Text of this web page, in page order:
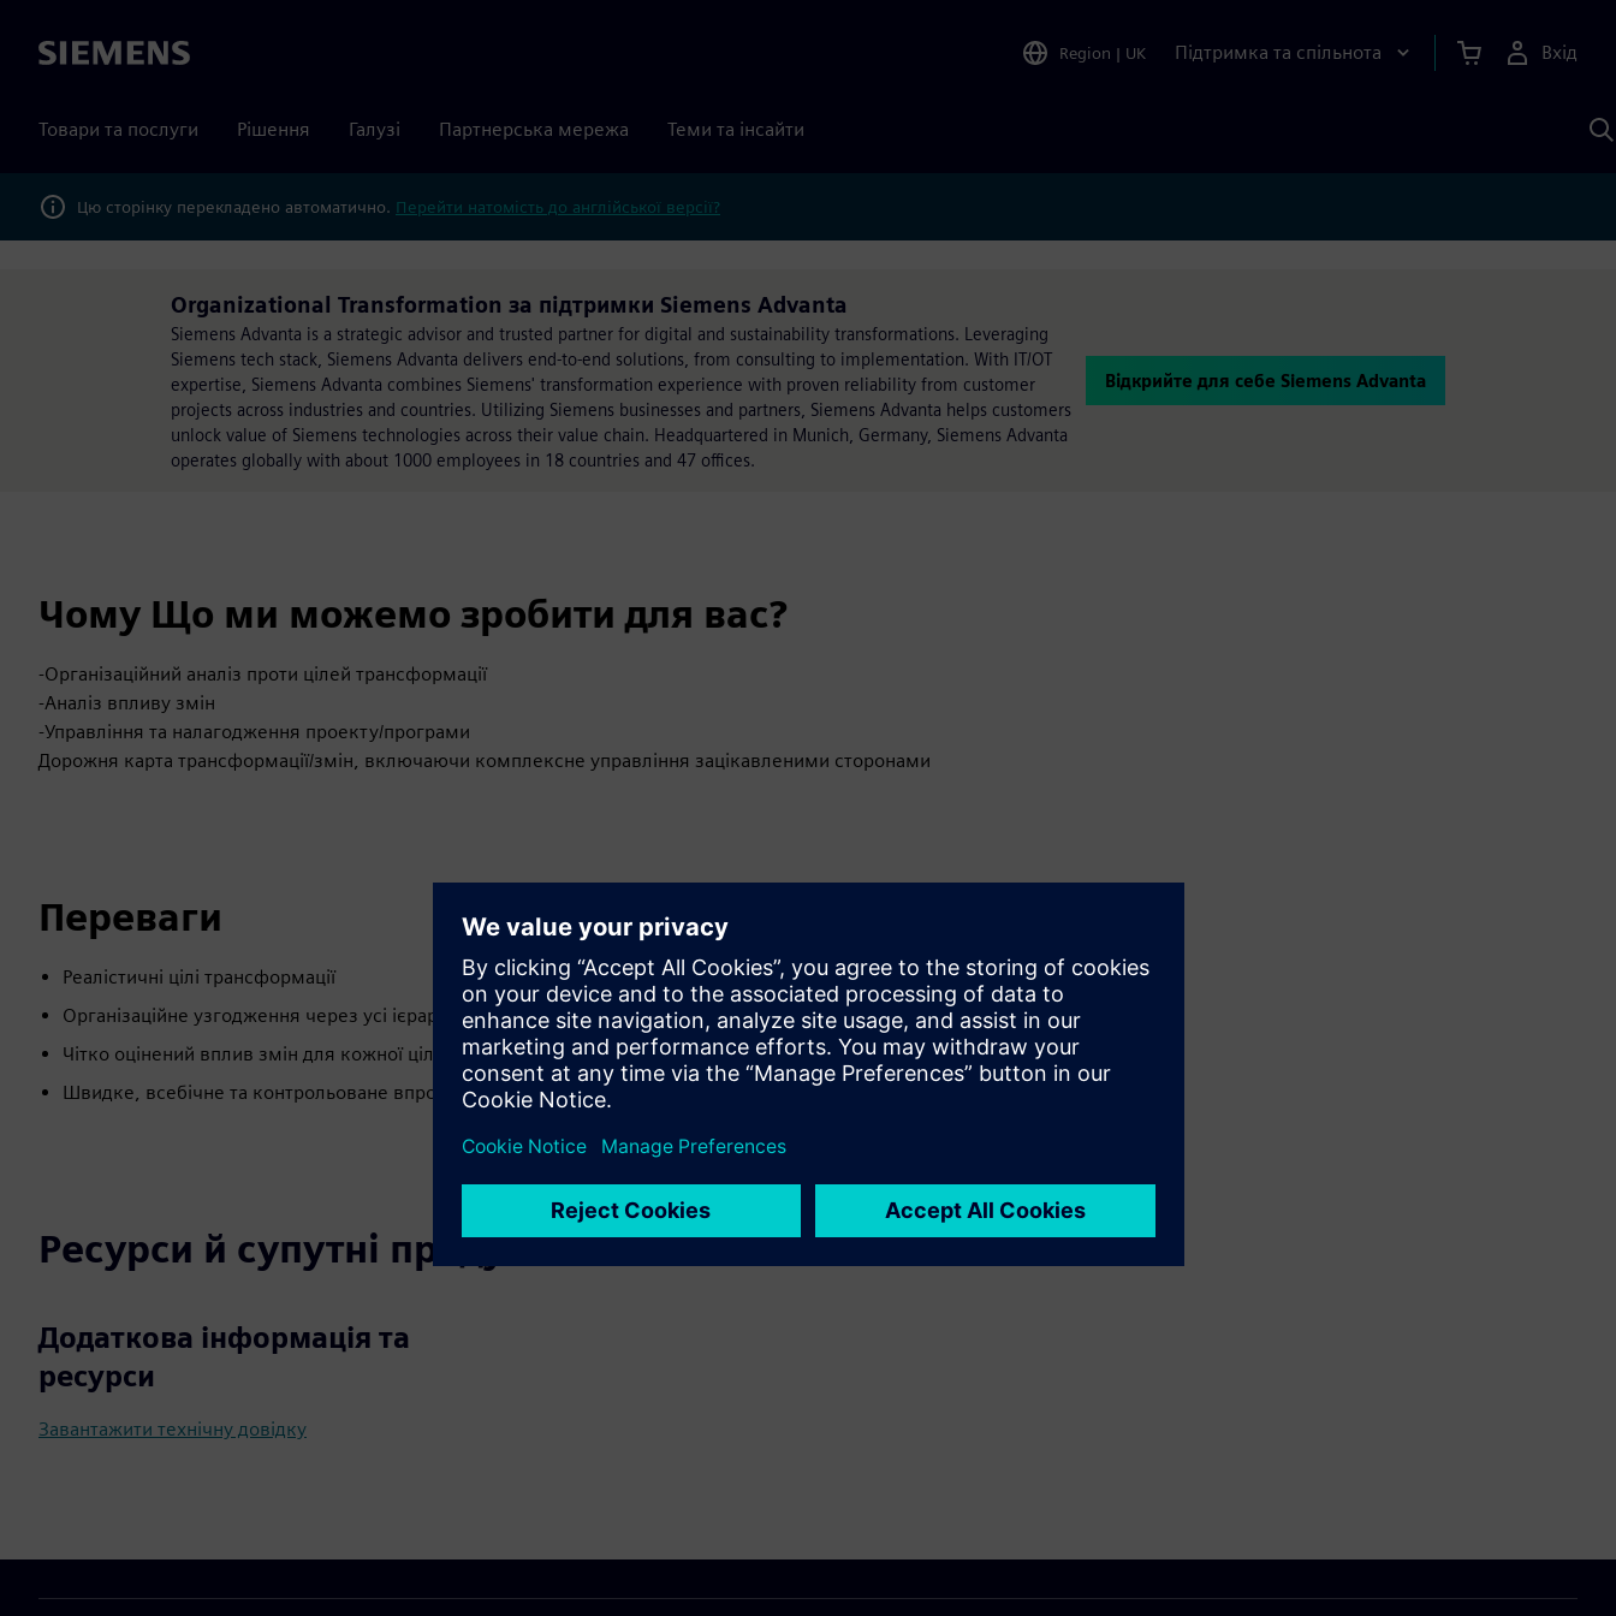
Siemens Region | UK Підтримка та спільнота Вхід
Товари та послуги Рішення Галузі Партнерська мережа Теми та інсайти
Цю сторінку перекладено автоматично. Перейти натомість до англійської версії?
Organizational Transformation за підтримки Siemens Advanta
Siemens Advanta is a strategic advisor and trusted partner for digital and sustainability transformations. Leveraging
Siemens tech stack, Siemens Advanta delivers end-to-end solutions, from consulting to implementation. With IT/OT
expertise, Siemens Advanta combines Siemens' transformation experience with proven reliability from customer
projects across industries and countries. Utilizing Siemens businesses and partners, Siemens Advanta helps customers
unlock value of Siemens technologies across their value chain. Headquartered in Munich, Germany, Siemens Advanta
operates globally with about 1000 employees in 18 countries and 47 offices.
Відкрийте для себе Siemens Advanta
Чому Що ми можемо зробити для вас?
-Організаційний аналіз проти цілей трансформації
-Аналіз впливу змін
-Управління та налагодження проекту/програми
Дорожня карта трансформації/змін, включаючи комплексне управління зацікавленими сторонами
Переваги
Реалістичні цілі трансформації
Організаційне узгодження через усі ієрархії
Чітко оцінений вплив змін для кожної цільової групи
Швидке, всебічне та контрольоване впровадження завдяки інтегрованому управлінню змінами
Ресурси й супутні продукти
Додаткова інформація та
ресурси
Завантажити технічну довідку